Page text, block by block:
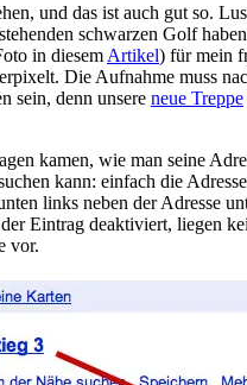
und das ist auch gut so.
schwarzen Golf
in diesem Artikel) für mein
Die Aufnahme muss
sein, denn unsere neue Treppe
kamen, wie man seine
kann: einfach die
links neben der Adresse
Eintrag deaktiviert, liegen
vor.